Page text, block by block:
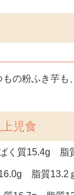
の粉ふき芋
児食
く質15.4g 脂
脂質13.2